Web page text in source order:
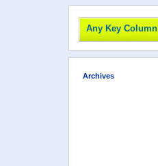
Any Key Column
Archives